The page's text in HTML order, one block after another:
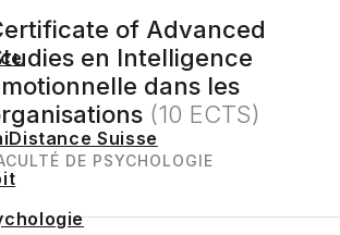
Suisse
of Advanced
en Intelligence
dans les
(10 ECTS)
DE PSYCHOLOGIE